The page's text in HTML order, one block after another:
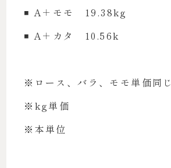
◾️ A＋モモ 19.38kg
◾️ A＋カタ 10.56k
※ロース、バラ、モモ単価同じ
※kg単価
※本単位